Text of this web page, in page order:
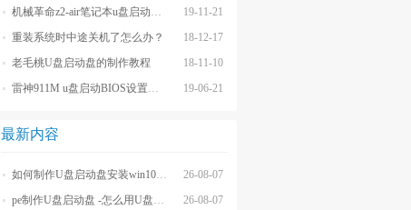
19-11-21
机械革命z2-air笔记本u盘启动BIOS设置教程
18-12-17
重装系统时中途关机了怎么办？
18-11-10
老毛桃U盘启动盘的制作教程
19-06-21
雷神911M u盘启动BIOS设置教程
最新内容
26-08-07
如何制作U盘启动盘安装win10系统-怎么制作U盘启动盘安装win10系
26-08-07
pe制作U盘启动盘 -怎么用U盘制作pe系统启动盘